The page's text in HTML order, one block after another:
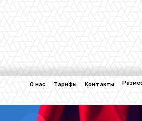
О нас Тарифы Контакты